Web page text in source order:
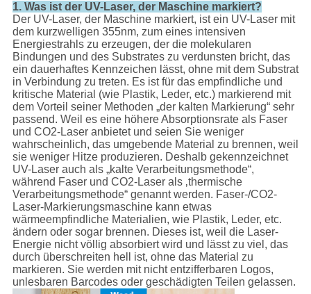
1. Was ist der UV-Laser, der Maschine markiert?
Der UV-Laser, der Maschine markiert, ist ein UV-Laser mit
dem kurzwelligen 355nm, zum eines intensiven
Energiestrahls zu erzeugen, der die molekularen
Bindungen und des Substrates zu verdunsten bricht, das
ein dauerhaftes Kennzeichen lässt, ohne mit dem Substrat
in Verbindung zu treten. Es ist für das empfindliche und
kritische Material (wie Plastik, Leder, etc.) markierend mit
dem Vorteil seiner Methoden „der kalten Markierung“ sehr
passend. Weil es eine höhere Absorptionsrate als Faser
und CO2-Laser anbietet und seien Sie weniger
wahrscheinlich, das umgebende Material zu brennen, weil
sie weniger Hitze produzieren. Deshalb gekennzeichnet
UV-Laser auch als „kalte Verarbeitungsmethode“,
während Faser und CO2-Laser als ‚thermische
Verarbeitungsmethode“ genannt werden. Faser-/CO2-
Laser-Markierungsmaschine kann etwas
wärmeempfindliche Materialien, wie Plastik, Leder, etc.
ändern oder sogar brennen. Dieses ist, weil die Laser-
Energie nicht völlig absorbiert wird und lässt zu viel, das
durch überschreiten hell ist, ohne das Material zu
markieren. Sie werden mit nicht entzifferbaren Logos,
unlesbaren Barcodes oder geschädigten Teilen gelassen.